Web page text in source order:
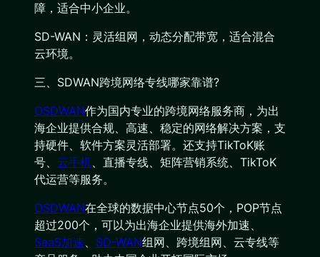
障，适合中小企业。
SD-WAN：灵活组网，动态分配带宽，适合混合
云环境。
三、SDWAN跨境网络专线哪家靠谱?
OSDWAN作为国内专业的跨境网络服务商，为出
海企业提供合规、高速、稳定的网络解决方案，支
持硬件、软件方案灵活部署。还支持TikToK账
号、 云手机、直播专线、矩阵营销系统、TikToK
代运营等服务。
OSDWAN在全球的数据中心节点50个，POP节点
超过200个，可以为出海企业提供海外加速、
SaaS加速、 SD-WAN组网、跨境组网、云专线等